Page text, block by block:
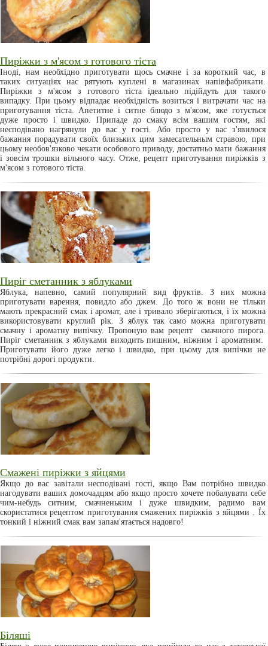
Пиріжки з м'ясом з готового тіста
Іноді, нам необхідно приготувати щось смачне і за короткий час, в
таких ситуаціях нас рятують куплені в магазинах напівфабрикати.
Пиріжки з м'ясом з готового тіста ідеально підійдуть для такого
випадку. При цьому відпадає необхідність возиться і витрачати час на
приготування тіста. Апетитне і ситне блюдо з м'ясом, яке готується
дуже просто і швидко. Припаде до смаку всім вашим гостям, які
несподівано нагрянули до вас у гості. Або просто у вас з'явилося
бажання порадувати своїх близьких цим замесательным стравою, при
цьому необов'язково чекати особового приводу, достатньо мати бажання
і зовсім трошки вільного часу. Отже, рецепт приготування пиріжків з
м'ясом з готового тіста.
Пиріг сметанник з яблуками
Яблука, напевно, самий популярний вид фруктів. З них можна
приготувати варення, повидло або джем. До того ж вони не тільки
мають прекрасний смак і аромат, але і тривало зберігаються, і їх можна
використовувати круглий рік. З яблук так само можна приготувати
смачну і ароматну випічку. Пропоную вам рецепт смачного пирога.
Пиріг сметанник з яблуками виходить пишним, ніжним і ароматним.
Приготувати його дуже легко і швидко, при цьому для випічки не
потрібні дорогі продукти.
Смажені пиріжки з яйцями
Якщо до вас завітали несподівані гості, якщо Вам потрібно швидко
нагодувати ваших домочадцям або якщо просто хочете побалувати себе
чим-небудь ситним, смачненьким і дуже швидким, радимо вам
скористатися рецептом приготування смажених пиріжків з яйцями . Їх
тонкий і ніжний смак вам запам'ятається надовго!
Біляші